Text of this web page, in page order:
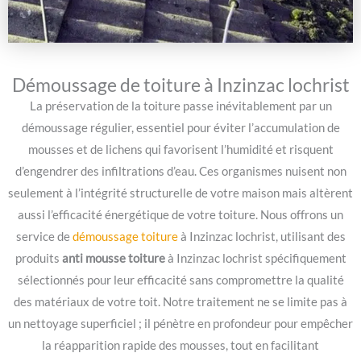
Démoussage de toiture à Inzinzac lochrist
La préservation de la toiture passe inévitablement par un
démoussage régulier, essentiel pour éviter l’accumulation de
mousses et de lichens qui favorisent l’humidité et risquent
d’engendrer des infiltrations d’eau. Ces organismes nuisent non
seulement à l’intégrité structurelle de votre maison mais altèrent
aussi l’efficacité énergétique de votre toiture. Nous offrons un
service dedémoussage toitureà Inzinzac lochrist, utilisant des
produits anti mousse toitureà Inzinzac lochrist spécifiquement
sélectionnés pour leur efficacité sans compromettre la qualité
des matériaux de votre toit. Notre traitement ne se limite pas à
un nettoyage superficiel ; il pénètre en profondeur pour empêcher
la réapparition rapide des mousses, tout en facilitant